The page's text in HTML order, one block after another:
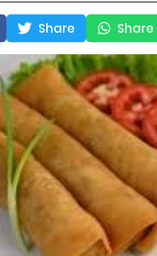
Share Share